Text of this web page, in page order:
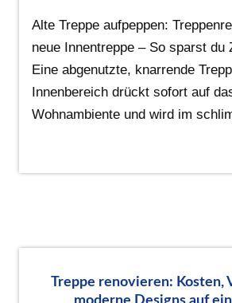
Alte Treppe aufpeppen:
neue Innentreppe – So sparst du
Eine abgenutzte, knarrende
Innenbereich drückt sofort auf
Wohnambiente und wird im
Treppe renovieren: Kosten,
moderne Designs auf